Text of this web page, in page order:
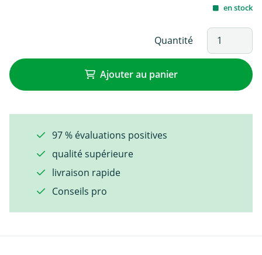
en stock
Quantité
Ajouter au panier
97 % évaluations positives
qualité supérieure
livraison rapide
Conseils pro